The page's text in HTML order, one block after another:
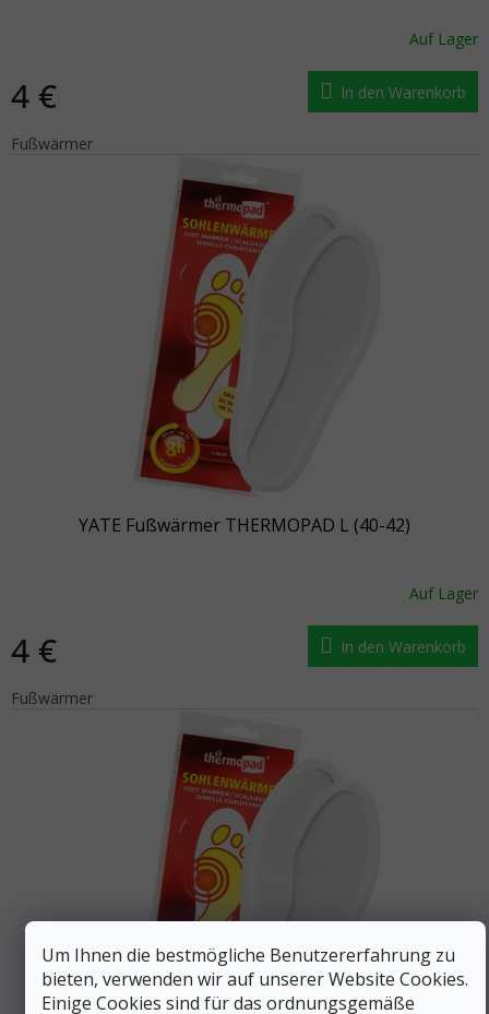
Um Ihnen die bestmögliche Benutzererfahrung zu
bieten, verwenden wir auf unserer Website Cookies.
Einige Cookies sind für das ordnungsgemäße
Auf Lager
4 € In den Warenkorb
Fußwärmer
YATE Fußwärmer THERMOPAD L (40-42)
Auf Lager
4 € In den Warenkorb
Fußwärmer